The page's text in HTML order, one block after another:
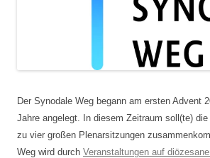
Der Synodale Weg begann am ersten Advent
Jahre angelegt. In diesem Zeitraum soll(te)
zu vier großen Plenarsitzungen
Weg wird durch Veranstaltungen auf